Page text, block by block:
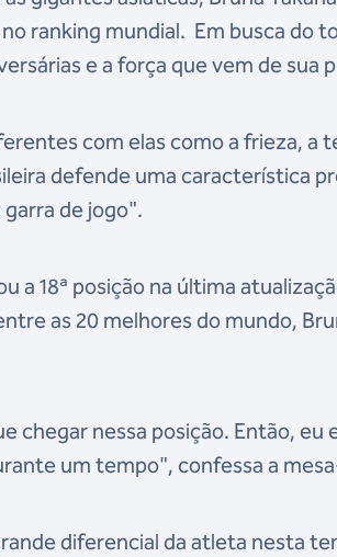
ranking mundial. Em busca do
e a força que vem de sua
com elas como a frieza, a
defende uma característica
de jogo".
a 18ª posição na última
as 20 melhores do mundo,
chegar nessa posição. Então, eu
um tempo", confessa a
diferencial da atleta nesta